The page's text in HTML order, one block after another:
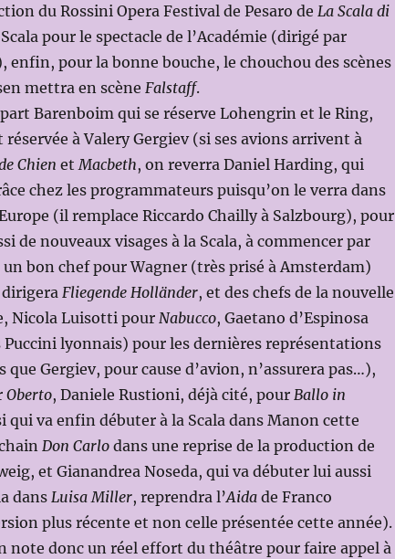
du Rossini Opera Festival de Pesaro de La Scala di
pour le spectacle de l’Académie (dirigé par
enfin, pour la bonne bouche, le chouchou des scènes
mettra en scène Falstaff.
Barenboim qui se réserve Lohengrin et le Ring,
réservée à Valery Gergiev (si ses avions arrivent à
Chien etMacbeth, on reverra Daniel Harding, qui
chez les programmateurs puisqu’on le verra dans
(il remplace Riccardo Chailly à Salzbourg), pour
de nouveaux visages à la Scala, à commencer par
bon chef pour Wagner (très prisé à Amsterdam)
dirigera Fliegende Holländer, et des chefs de la nouvelle
Nicola Luisotti pour Nabucco, Gaetano d’Espinosa
Puccini lyonnais) pour les dernières représentations
que Gergiev, pour cause d’avion, n’assurera pas…),
Oberto, Daniele Rustioni, déjà cité, pour Ballo in
qui va enfin débuter à la Scala dans Manon cette
Don Carlodans une reprise de la production de
et Gianandrea Noseda, qui va débuter lui aussi
dans Luisa Miller, reprendra l’Aidade Franco
plus récente et non celle présentée cette année).
note donc un réel effort du théâtre pour faire appel à